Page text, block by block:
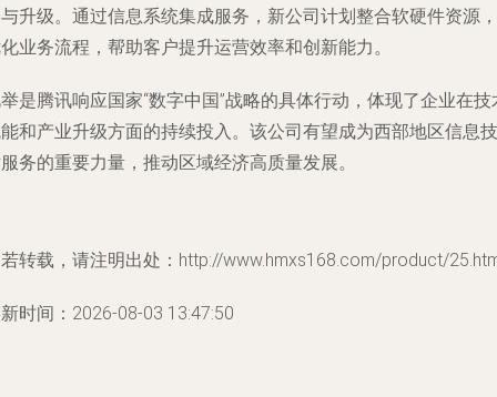
升级。通过信息系统集成服务，新公司计划整合软硬件资源，
业务流程，帮助客户提升运营效率和创新能力。
是腾讯响应国家“数字中国”战略的具体行动，体现了企业在技
和产业升级方面的持续投入。该公司有望成为西部地区信息技
务的重要力量，推动区域经济高质量发展。
转载，请注明出处：http://www.hmxs168.com/product/
时间：2026-08-03 13:47:50